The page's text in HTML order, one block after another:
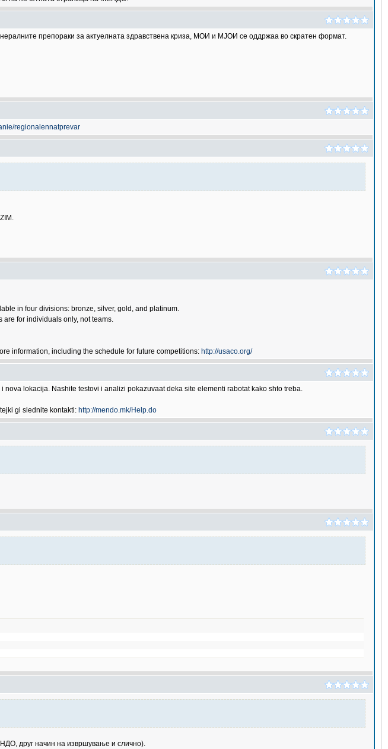
препораки за актуелната здравствена криза, МОИ и МЈОИ се оддржаа во скратен формат.
regionalennatprevar
in four divisions: bronze, silver, gold, and platinum.
are for individuals only, not teams.
information, including the schedule for future competitions: http://usaco.org/
lokacija. Nashite testovi i analizi pokazuvaat deka site elementi rabotat kako shto treba.
gi slednite kontakti: http://mendo.mk/Help.do
друг начин на извршување и слично).